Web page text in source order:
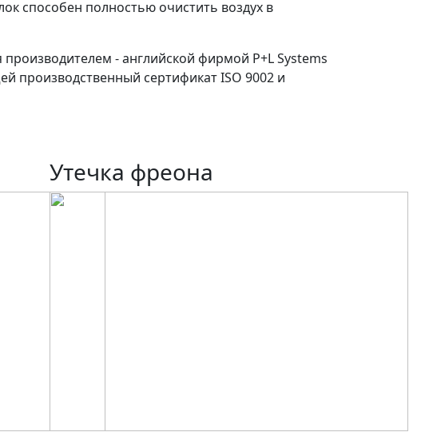
способен полностью очистить воздух в
производителем - английской фирмой P+L Systems
производственный сертификат ISO 9002 и
Утечка фреона